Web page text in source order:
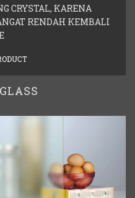
CRYSTAL, KARENA
RENDAH KEMBALI